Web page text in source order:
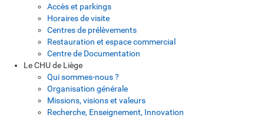
Accès et parkings
Horaires de visite
Centres de prélèvements
Restauration et espace commercial
Centre de Documentation
Le CHU de Liège
Qui sommes-nous ?
Organisation générale
Missions, visions et valeurs
Recherche, Enseignement, Innovation